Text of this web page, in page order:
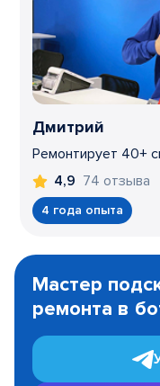
Дмитрий
Ремонтирует 40+
4,9 74 отзыва
4 года опыта
1
Мастер
ремонта в